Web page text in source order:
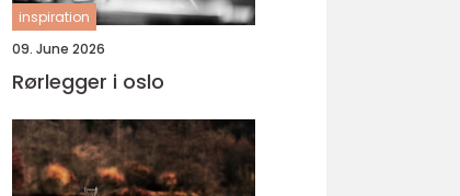
inspiration
09. June 2026
Rørlegger i oslo